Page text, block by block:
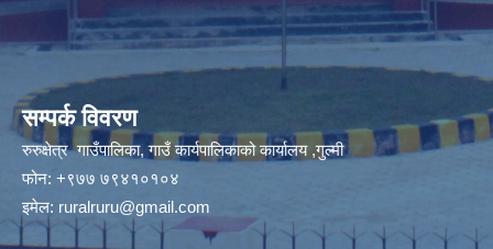
सम्पर्क विवरण
रुरुक्षेत्र गाउँपालिका, गाउँ कार्यपालिकाको कार्यालय ,गुल्मी
फोन: +९७७ ७९४१०१०४
इमेल: ruralruru@gmail.com